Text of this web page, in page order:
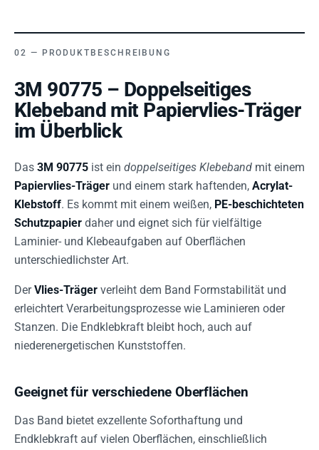
PRODUKTBESCHREIBUNG
3M 90775 – Doppelseitiges
Klebeband mit Papiervlies-Träger
im Überblick
Das 3M 90775 ist ein doppelseitiges Klebeband mit einem
Papiervlies-Träger und einem stark haftenden, Acrylat-
Klebstoff. Es kommt mit einem weißen, PE-beschichteten
Schutzpapier daher und eignet sich für vielfältige
Laminier- und Klebeaufgaben auf Oberflächen
unterschiedlichster Art.
DerVlies-Träger verleiht dem Band Formstabilität und
erleichtert Verarbeitungsprozesse wie Laminieren oder
Stanzen. Die Endklebkraft bleibt hoch, auch auf
niederenergetischen Kunststoffen.
Geeignet für verschiedene Oberflächen
Das Band bietet exzellente Soforthaftung und
Endklebkraft auf vielen Oberflächen, einschließlich